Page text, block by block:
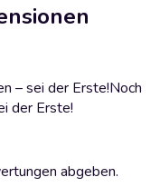
– sei der Erste!Noch
der Erste!
abgeben.